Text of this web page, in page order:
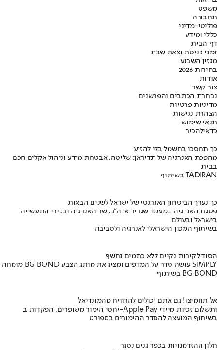
משפט
תחבורה
פוליטי-מדיני
כללי ומידע
דף הבית
זמני כניסת וצאת שבת
מגזין השבוע
בחירות 2026
אודות
צור קשר
נבחרת הכתבים והפרשנים
מדיניות פרטיות
הצהרת נגישות
תנאי שימוש
כדאילהכיר
כך תחסכו בחשמל בלי להזיע
מהפכת האנרגיה של תדיראן: שליטה, אבטחת מידע וניהול אקלים חכם
בבית
בשיתוף TADIRAN
כך נערך הביטחון האנרגטי של ישראל לשנים הבאות
פסגת האנרגיה במעמד שגריר ארה"ב, שר האנרגיה ובכירי התעשייה
בישראל ובעולם
בשיתוף המכון הישראלי לאנרגיה ולסביבה
הסוד לקירות נקיים ללא כתמים נחשף
מומחה BG BOND עושה סדר על המדפים ומציג את מותג הצבע SIMPLY
בשיתוף BG BOND
אל תחמיצו! גם אתם יכולים להרוויח מהמונדיאל
יחסי הימור משופרים, הפקדות ב-Apple Pay ותשלום זכיות מיידי
בשיתוף המועצה להסדר ההימורים בספורט
חלון ההזדמנויות בכפר גנים נסגר